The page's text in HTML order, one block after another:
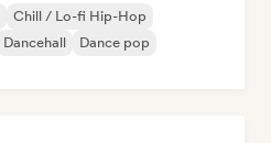
Chill / Lo-fi Hip-Hop
Dancehall
Dance pop